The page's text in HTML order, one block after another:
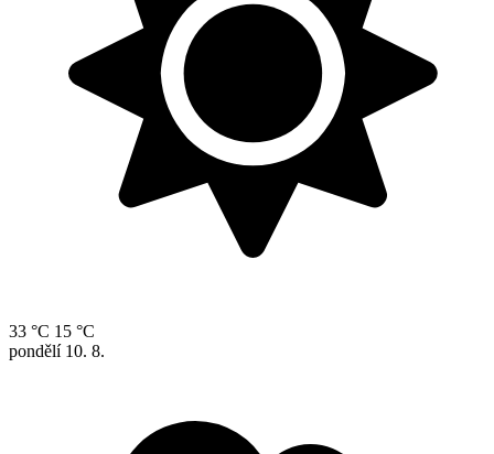
33 °C 15 °C
pondělí 10. 8.